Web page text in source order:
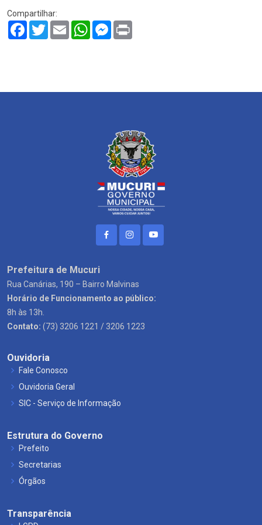
Compartilhar:
Facebook
TwitterEmail WhatsAppMessenger
Prefeitura de Mucuri
Rua Canárias, 190 – Bairro Malvinas
Horário de Funcionamento ao público:
8h às 13h.
Contato: (73) 3206 1221 / 3206 1223
Ouvidoria
Fale Conosco
Ouvidoria Geral
SIC - Serviço de Informação
Estrutura do Governo
Prefeito
Secretarias
Órgãos
Transparência